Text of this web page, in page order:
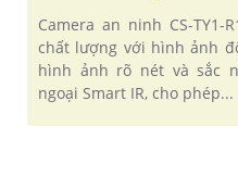
Camera an ninh CS-TY1-
chất lượng với hình ảnh
hình ảnh rõ nét và sắc
ngoại Smart IR, cho phép...